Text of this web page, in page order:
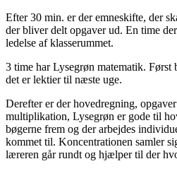
Efter 30 min. er der emneskifte, der
der bliver delt opgaver ud. En time
ledelse af klasserummet.
3 time har Lysegrøn matematik. Først
det er lektier til næste uge.
Derefter er der hovedregning,
multiplikation, Lysegrøn er gode til
bøgerne frem og der arbejdes
kommet til. Koncentrationen samler
læreren går rundt og hjælper til der